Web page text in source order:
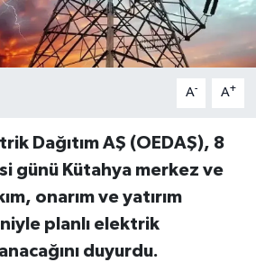
A- A+
Dağıtım AŞ (OEDAŞ), 8
günü Kütahya merkez ve
onarım ve yatırım
planlı elektrik
duyurdu.